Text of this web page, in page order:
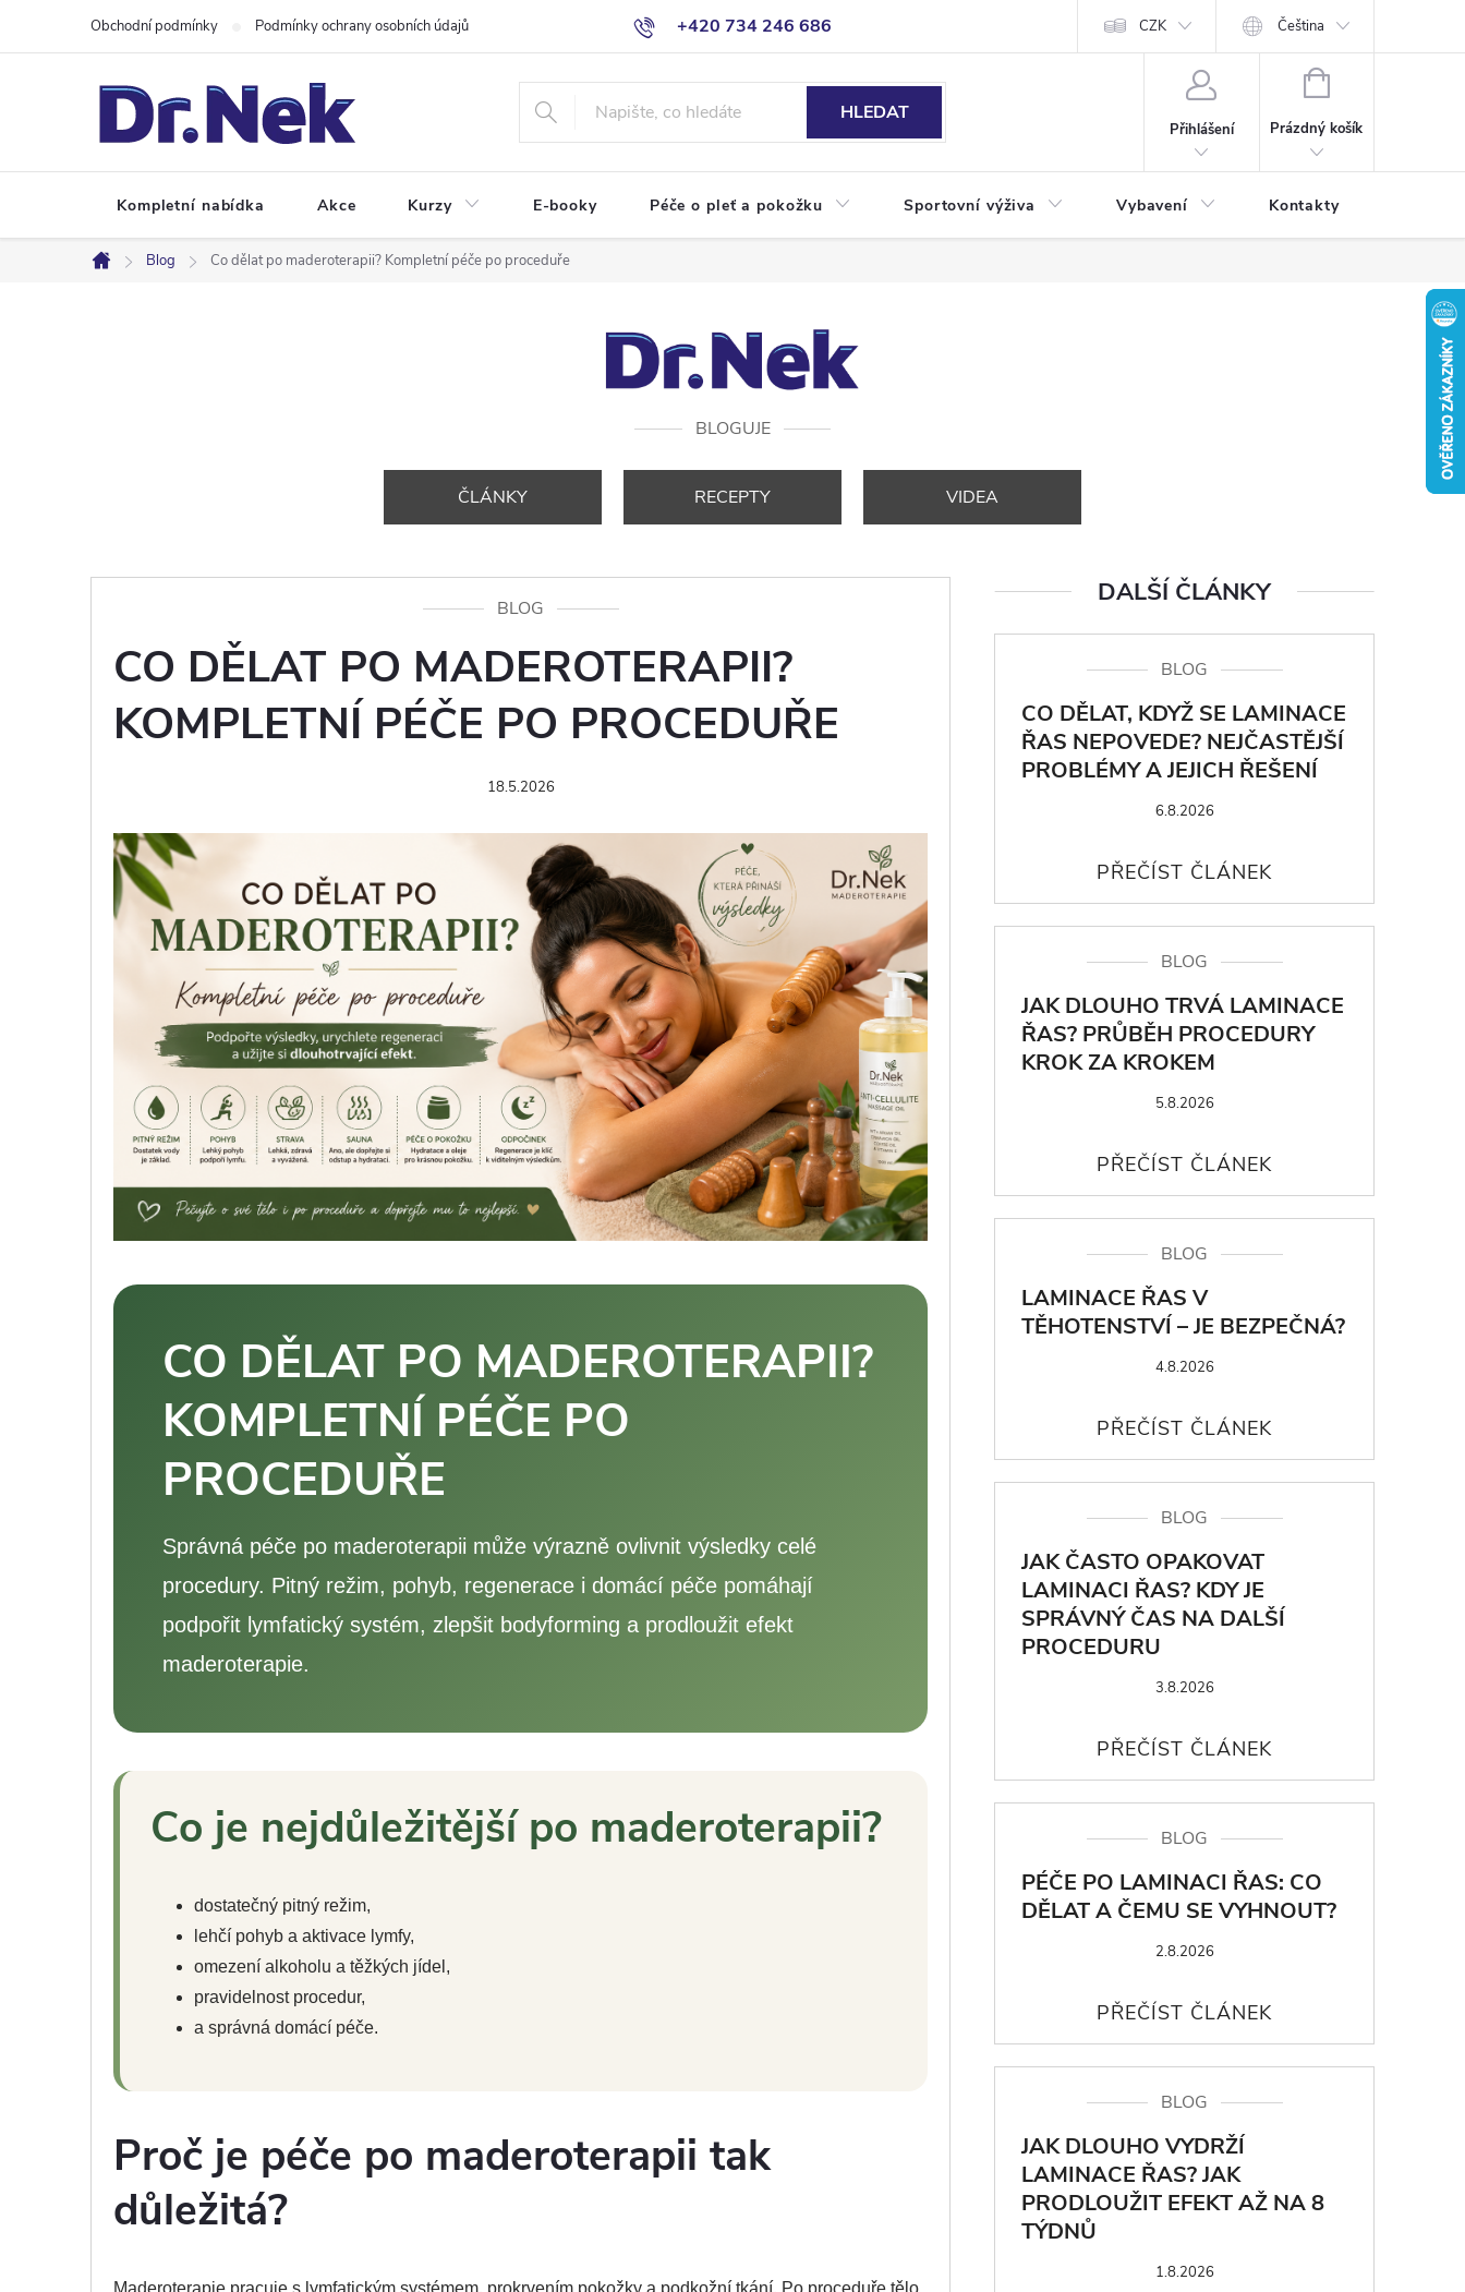
+420 734 246 686
Obchodní podmínky Podmínky ochrany osobních údajů CZK Čeština
HLEDAT
Přihlášení
NÁKUPNÍ
Prázdný košík
Kompletní nabídka Akce Kurzy E-booky Péče o pleť a pokožku Sportovní výživa Vybavení Kontakty
Domů
Blog Co dělat po maderoterapii? Kompletní péče po proceduře
BLOGUJE
ČLÁNKY RECEPTY VIDEA
BLOG
CO DĚLAT PO MADEROTERAPII?
KOMPLETNÍ PÉČE PO PROCEDUŘE
18.5.2026
CO DĚLAT PO MADEROTERAPII?
KOMPLETNÍ PÉČE PO
PROCEDUŘE
Správná péče po maderoterapii může výrazně ovlivnit výsledky celé
procedury. Pitný režim, pohyb, regenerace i domácí péče pomáhají
podpořit lymfatický systém, zlepšit bodyforming a prodloužit efekt
maderoterapie.
Co je nejdůležitější po maderoterapii?
dostatečný pitný režim,
lehčí pohyb a aktivace lymfy,
omezení alkoholu a těžkých jídel,
pravidelnost procedur,
a správná domácí péče.
Proč je péče po maderoterapii tak
důležitá?
DALŠÍ ČLÁNKY
BLOG
CO DĚLAT, KDYŽ SE LAMINACE
ŘAS NEPOVEDE? NEJČASTĚJŠÍ
PROBLÉMY A JEJICH ŘEŠENÍ
6.8.2026
BLOG
JAK DLOUHO TRVÁ LAMINACE
ŘAS? PRŮBĚH PROCEDURY
KROK ZA KROKEM
5.8.2026
BLOG
LAMINACE ŘAS V
TĚHOTENSTVÍ – JE BEZPEČNÁ?
4.8.2026
BLOG
JAK ČASTO OPAKOVAT
LAMINACI ŘAS? KDY JE
SPRÁVNÝ ČAS NA DALŠÍ
PROCEDURU
3.8.2026
BLOG
PÉČE PO LAMINACI ŘAS: CO
DĚLAT A ČEMU SE VYHNOUT?
2.8.2026
BLOG
JAK DLOUHO VYDRŽÍ
LAMINACE ŘAS? JAK
PRODLOUŽIT EFEKT AŽ NA 8
TÝDNŮ
1.8.2026